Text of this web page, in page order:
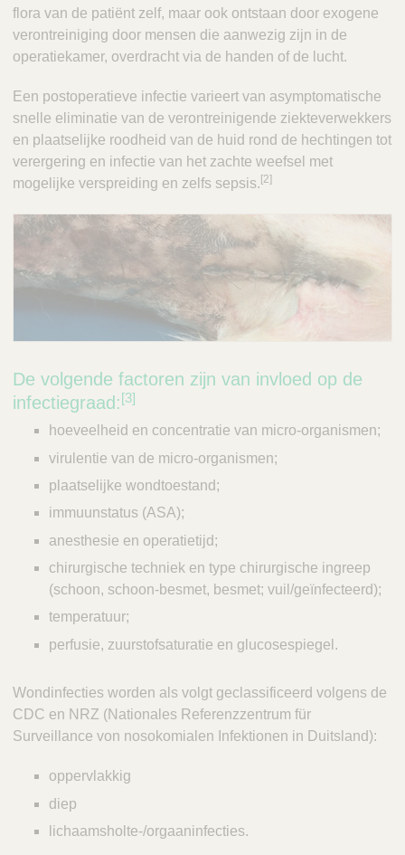
flora van de patiënt zelf, maar ook ontstaan door exogene
verontreiniging door mensen die aanwezig zijn in de
operatiekamer, overdracht via de handen of de lucht.
Een postoperatieve infectie varieert van asymptomatische
snelle eliminatie van de verontreinigende ziekteverwekkers
en plaatselijke roodheid van de huid rond de hechtingen tot
verergering en infectie van het zachte weefsel met
mogelijke verspreiding en zelfs sepsis. [2]
De volgende factoren zijn van invloed op de
infectiegraad:[3]
hoeveelheid en concentratie van micro-organismen;
virulentie van de micro-organismen;
plaatselijke wondtoestand;
immuunstatus (ASA);
anesthesie en operatietijd;
chirurgische techniek en type chirurgische ingreep
(schoon, schoon-besmet, besmet; vuil/geïnfecteerd);
temperatuur;
perfusie, zuurstofsaturatie en glucosespiegel.
Wondinfecties worden als volgt geclassificeerd volgens de
CDC en NRZ (Nationales Referenzzentrum für
Surveillance von nosokomialen Infektionen in Duitsland):
oppervlakkig
diep
lichaamsholte-/orgaaninfecties.